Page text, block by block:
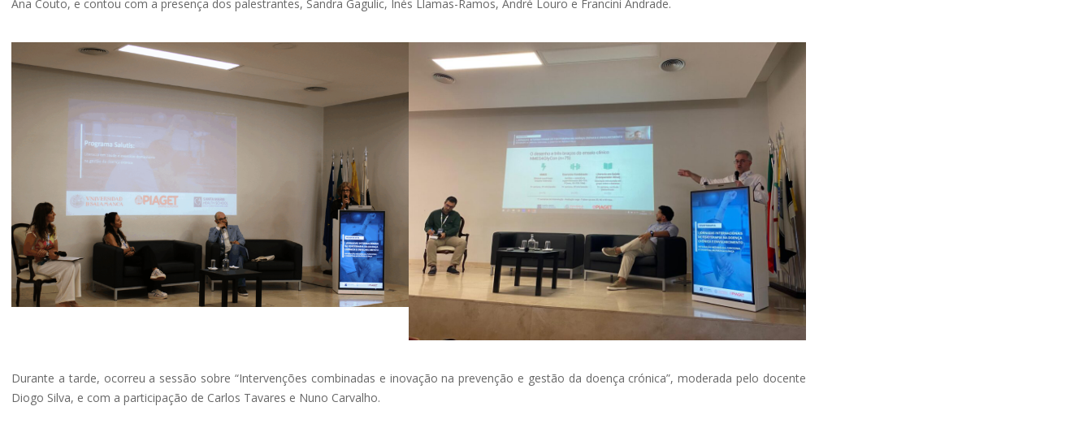
Ana Couto, e contou com a presença dos palestrantes, Sandra Gagulic, Inés Llamas-Ramos, André Louro e Francini Andrade.
Durante a tarde, ocorreu a sessão sobre “Intervenções combinadas e inovação na prevenção e gestão da doença crónica”, moderada pelo docente
Diogo Silva, e com a participação de Carlos Tavares e Nuno Carvalho.